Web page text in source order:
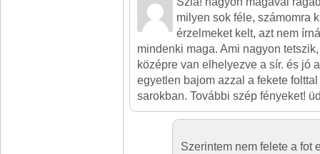
milyen sok féle, számomra
érzelmeket kelt, azt nem
mindenki maga. Ami nagyon
középre van elhelyezve a sír. és jó
egyetlen bajom azzal a fekete
sarokban. További szép fényeket!
Szerintem nem felete a fot